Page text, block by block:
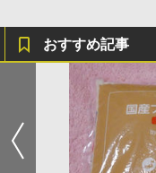
おすすめ記事